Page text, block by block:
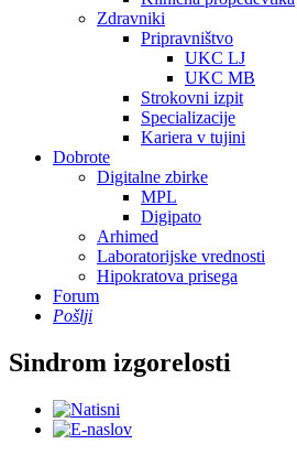
Zdravniki
Pripravništvo
UKC LJ
UKC MB
Strokovni izpit
Specializacije
Kariera v tujini
Dobrote
Digitalne zbirke
MPL
Digipato
Arhimed
Laboratorijske vrednosti
Hipokratova prisega
Forum
Pošlji
Sindrom izgorelosti